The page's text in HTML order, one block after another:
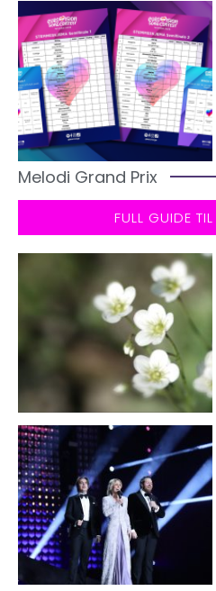
Melodi Grand Prix
FULL GUIDE